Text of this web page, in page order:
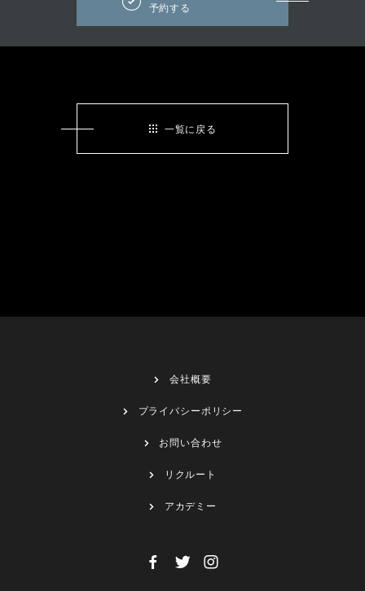
予約する
一覧に戻る
会社概要
プライバシーポリシー
お問い合わせ
リクルート
アカデミー